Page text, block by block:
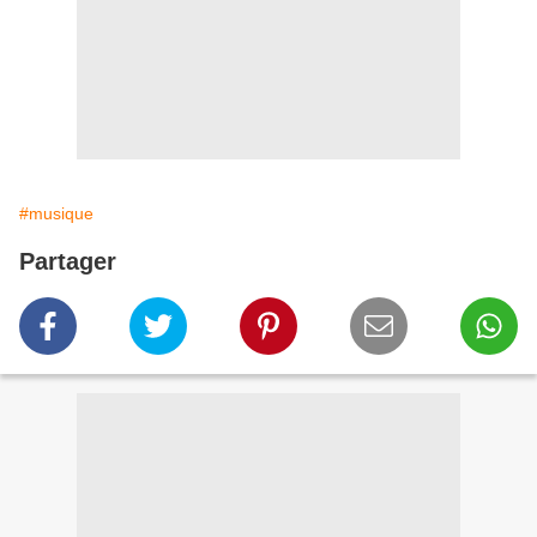
#musique
Partager